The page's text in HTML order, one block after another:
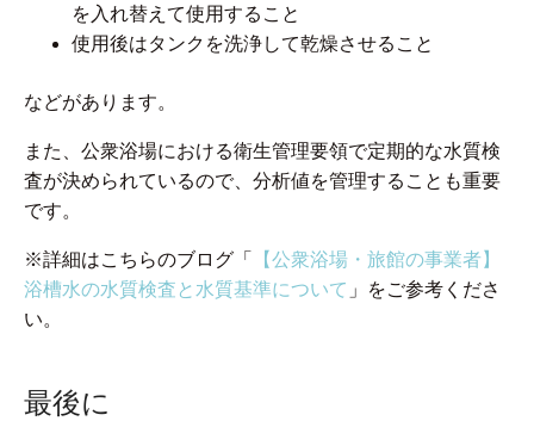
を入れ替えて使用すること
使用後はタンクを洗浄して乾燥させること
などがあります。
また、公衆浴場における衛生管理要領で定期的な水質検
査が決められているので、分析値を管理することも重要
です。
※詳細はこちらのブログ「
【公衆浴場・旅館の事業者】
浴槽水の水質検査と水質基準について 」をご参考くださ
い。
最後に